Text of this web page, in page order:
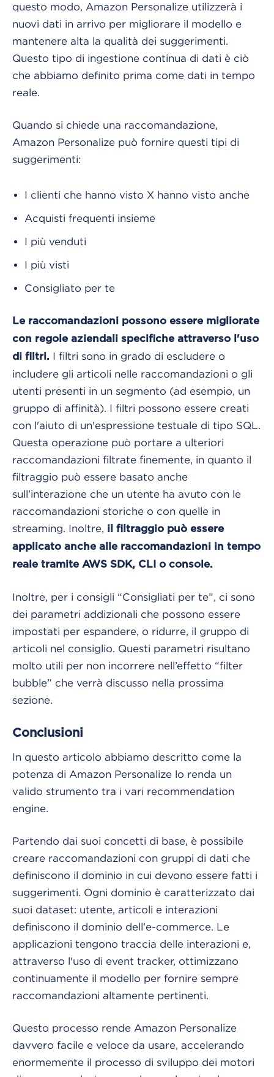
questo modo, Amazon Personalize utilizzerà i
nuovi dati in arrivo per migliorare il modello e
mantenere alta la qualità dei suggerimenti.
Questo tipo di ingestione continua di dati è ciò
che abbiamo definito prima come dati in tempo
reale.
Quando si chiede una raccomandazione,
Amazon Personalize può fornire questi tipi di
suggerimenti:
I clienti che hanno visto X hanno visto anche
Acquisti frequenti insieme
I più venduti
I più visti
Consigliato per te
Le raccomandazioni possono essere migliorate
con regole aziendali specifiche attraverso l'uso
di filtri. I filtri sono in grado di escludere o
includere gli articoli nelle raccomandazioni o gli
utenti presenti in un segmento (ad esempio, un
gruppo di affinità). I filtri possono essere creati
con l'aiuto di un'espressione testuale di tipo SQL.
Questa operazione può portare a ulteriori
raccomandazioni filtrate finemente, in quanto il
filtraggio può essere basato anche
sull'interazione che un utente ha avuto con le
raccomandazioni storiche o con quelle in
streaming. Inoltre, il filtraggio può essere
applicato anche alle raccomandazioni in tempo
reale tramite AWS SDK, CLI o console.
Inoltre, per i consigli “Consigliati per te”, ci sono
dei parametri addizionali che possono essere
impostati per espandere, o ridurre, il gruppo di
articoli nel consiglio. Questi parametri risultano
molto utili per non incorrere nell’effetto “filter
bubble” che verrà discusso nella prossima
sezione.
Conclusioni
In questo articolo abbiamo descritto come la
potenza di Amazon Personalize lo renda un
valido strumento tra i vari recommendation
engine.
Partendo dai suoi concetti di base, è possibile
creare raccomandazioni con gruppi di dati che
definiscono il dominio in cui devono essere fatti i
suggerimenti. Ogni dominio è caratterizzato dai
suoi dataset: utente, articoli e interazioni
definiscono il dominio dell'e-commerce. Le
applicazioni tengono traccia delle interazioni e,
attraverso l'uso di event tracker, ottimizzano
continuamente il modello per fornire sempre
raccomandazioni altamente pertinenti.
Questo processo rende Amazon Personalize
davvero facile e veloce da usare, accelerando
enormemente il processo di sviluppo dei motori